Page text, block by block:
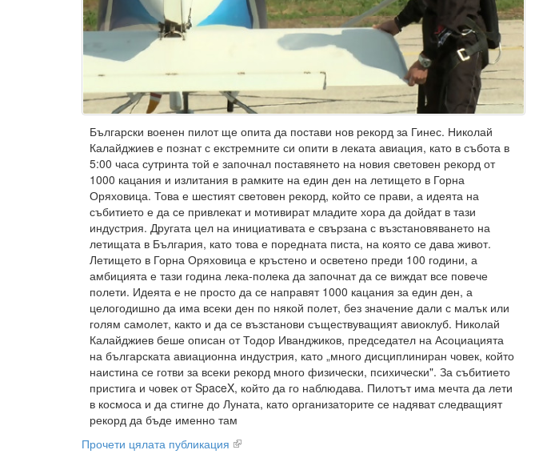
Български военен пилот ще опита да постави нов рекорд за Гинес. Николай
Калайджиев е познат с екстремните си опити в леката авиация, като в събота в
5:00 часа сутринта той е започнал поставянето на новия световен рекорд от
1000 кацания и излитания в рамките на един ден на летището в Горна
Оряховица. Това е шестият световен рекорд, който се прави, а идеята на
събитието е да се привлекат и мотивират младите хора да дойдат в тази
индустрия. Другата цел на инициативата е свързана с възстановяването на
летищата в България, като това е поредната писта, на която се дава живот.
Летището в Горна Оряховица е кръстено и осветено преди 100 години, а
амбицията е тази година лека-полека да започнат да се виждат все повече
полети. Идеята е не просто да се направят 1000 кацания за един ден, а
целогодишно да има всеки ден по някой полет, без значение дали с малък или
голям самолет, както и да се възстанови съществуващият авиоклуб. Николай
Калайджиев беше описан от Тодор Иванджиков, председател на Асоциацията
на българската авиационна индустрия, като „много дисциплиниран човек, който
наистина се готви за всеки рекорд много физически, психически". За събитието
пристига и човек от SpaceX, който да го наблюдава. Пилотът има мечта да лети
в космоса и да стигне до Луната, като организаторите се надяват следващият
рекорд да бъде именно там
Прочети цялата публикация